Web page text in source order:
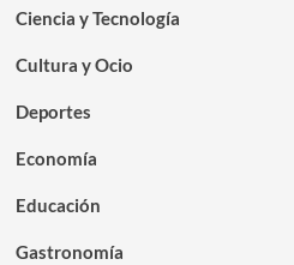
Ciencia y Tecnología
Cultura y Ocio
Deportes
Economía
Educación
Gastronomía